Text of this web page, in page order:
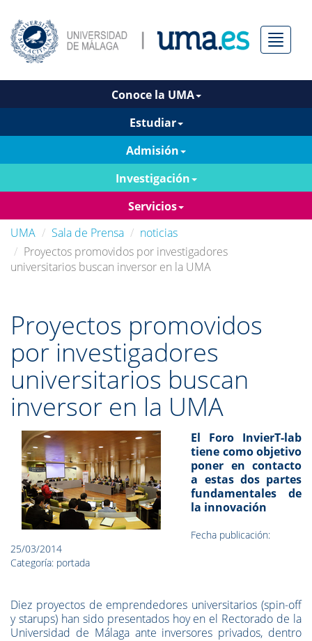
Menú
Conoce la UMA
Estudiar
Admisión
Investigación
Servicios
UMA
Sala de Prensa
noticias
Proyectos promovidos por investigadores
universitarios buscan inversor en la UMA
Proyectos promovidos
por investigadores
universitarios buscan
inversor en la UMA
El Foro InvierT-lab
tiene como objetivo
poner en contacto
a estas dos partes
fundamentales de
la innovación
Fecha publicación:
25/03/2014
Categoría: portada
Diez proyectos de emprendedores universitarios (spin-off
y starups) han sido presentados hoy en el Rectorado de la
Universidad de Málaga ante inversores privados, dentro